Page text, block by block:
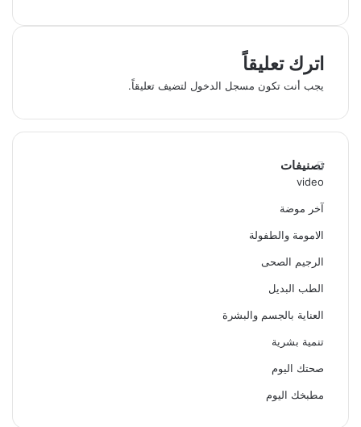
اترك تعليقاً
يجب أنت تكون مسجل الدخول لتضيف تعليقاً.
تصنيفات
video
آخر موضة
الامومة والطفولة
الرجيم الصحى
الطب البديل
العناية بالجسم والبشرة
تنمية بشرية
صحتك اليوم
مطبخك اليوم